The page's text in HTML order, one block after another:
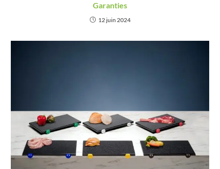
Garanties
12 juin 2024